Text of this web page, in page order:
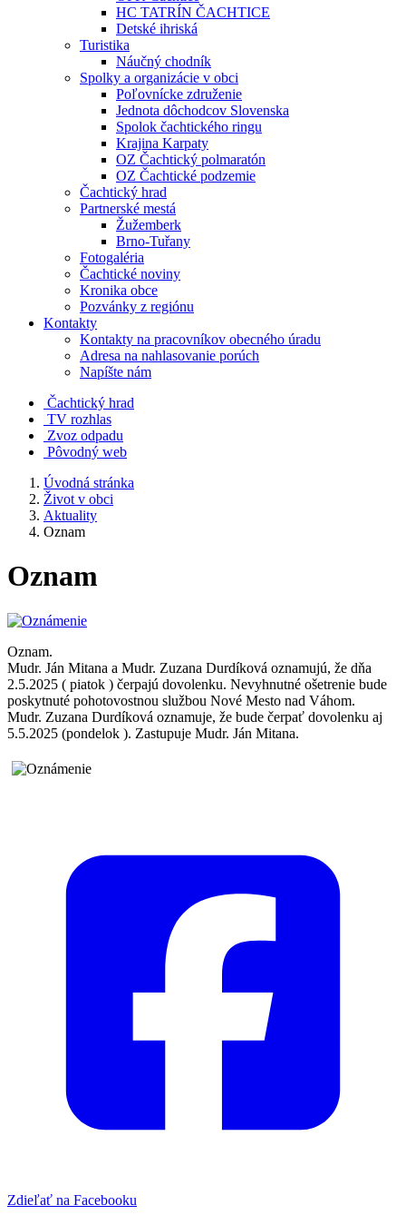
HC TATRÍN ČACHTICE
Detské ihriská
Turistika
Náučný chodník
Spolky a organizácie v obci
Poľovnícke združenie
Jednota dôchodcov Slovenska
Spolok čachtického ringu
Krajina Karpaty
OZ Čachtický polmaratón
OZ Čachtické podzemie
Čachtický hrad
Partnerské mestá
Žužemberk
Brno-Tuřany
Fotogaléria
Čachtické noviny
Kronika obce
Pozvánky z regiónu
Kontakty
Kontakty na pracovníkov obecného úradu
Adresa na nahlasovanie porúch
Napíšte nám
Čachtický hrad
TV rozhlas
Zvoz odpadu
Pôvodný web
Úvodná stránka
Život v obci
Aktuality
Oznam
Oznam
Oznam.
Mudr. Ján Mitana a Mudr. Zuzana Durdíková oznamujú, že dňa
2.5.2025 ( piatok ) čerpajú dovolenku. Nevyhnutné ošetrenie bude
poskytnuté pohotovostnou službou Nové Mesto nad Váhom.
Mudr. Zuzana Durdíková oznamuje, že bude čerpať dovolenku aj
5.5.2025 (pondelok ). Zastupuje Mudr. Ján Mitana.
Zdieľať na Facebooku